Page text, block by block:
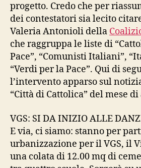
progetto. Credo che per
dei contestatori sia lecito
Valeria Antonioli della
che raggruppa le liste di
Pace”, “Comunisti Italiani”,
“Verdi per la Pace”. Qui di
l’intervento apparso sul
“Città di Cattolica” del mese
VGS: SI DA INIZIO ALLE
E via, ci siamo: stanno per
urbanizzazione per il VGS, il
una colata di 12.00 mq di